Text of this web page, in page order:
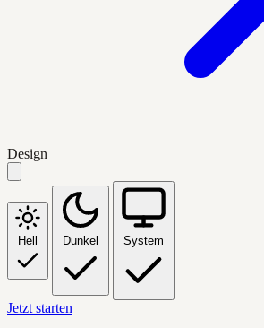
Design
Hell Dunkel System
Jetzt starten